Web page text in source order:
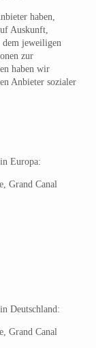
haben,
Auskunft,
jeweiligen
zur
haben wir
Anbieter sozialer
Europa:
Grand Canal
Deutschland:
Grand Canal